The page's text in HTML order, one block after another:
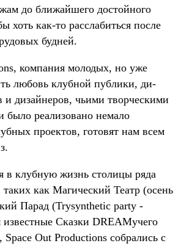
до ближайшего достойного
хоть как-то расслабиться после
будней.
компания молодых, но уже
любовь клубной публики, ди-
и дизайнеров, чьими творческими
было реализовано немало
проектов, готовят нам всем
в клубную жизнь столицы ряда
как Магический Театр (осень
Парад (Trysynthetic party -
известные Сказки DREAMучего
Space Out Productions собрались с